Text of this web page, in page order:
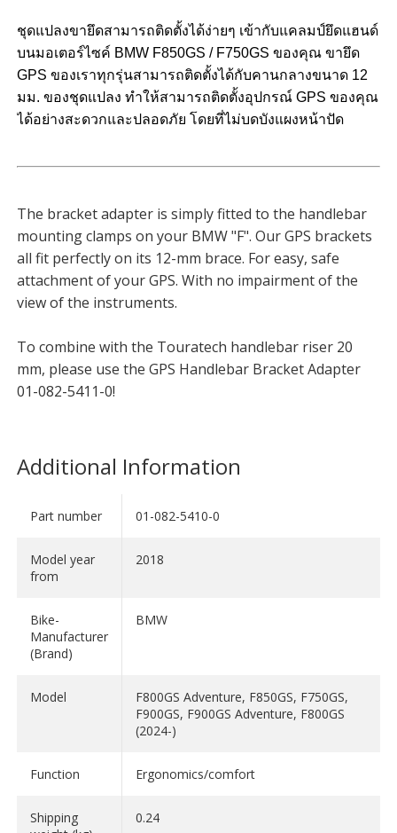
ชุดแปลงขายึดสามารถติดตั้งได้ง่ายๆ เข้ากับแคลมป์ยึดแฮนด์
บนมอเตอร์ไซค์ BMW F850GS / F750GS ของคุณ ขายึด
GPS ของเราทุกรุ่นสามารถติดตั้งได้กับคานกลางขนาด 12
มม. ของชุดแปลง ทำให้สามารถติดตั้งอุปกรณ์ GPS ของคุณ
ได้อย่างสะดวกและปลอดภัย โดยที่ไม่บดบังแผงหน้าปัด
The bracket adapter is simply fitted to the handlebar
mounting clamps on your BMW "F". Our GPS brackets
all fit perfectly on its 12-mm brace. For easy, safe
attachment of your GPS. With no impairment of the
view of the instruments.
To combine with the Touratech handlebar riser 20
mm, please use the GPS Handlebar Bracket Adapter
01-082-5411-0!
Additional Information
Part number 01-082-5410-0
Model year
from
2018
Bike-
Manufacturer
(Brand)
BMW
Model
F800GS Adventure, F850GS, F750GS,
F900GS, F900GS Adventure, F800GS
(2024-)
Function Ergonomics/comfort
Shipping
0.24